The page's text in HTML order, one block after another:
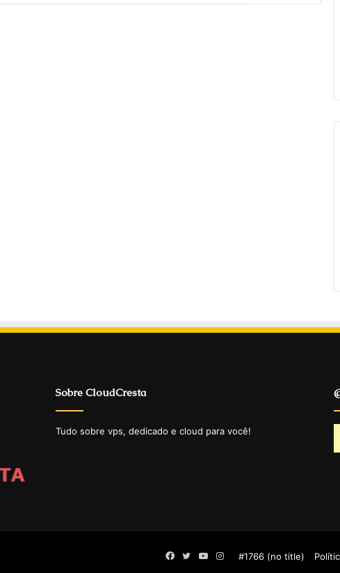
Sobre CloudCresta
Tudo sobre vps, dedicado e cloud para você!
#1766 (no title)
Facebook
TwitterYouTube
Instagram